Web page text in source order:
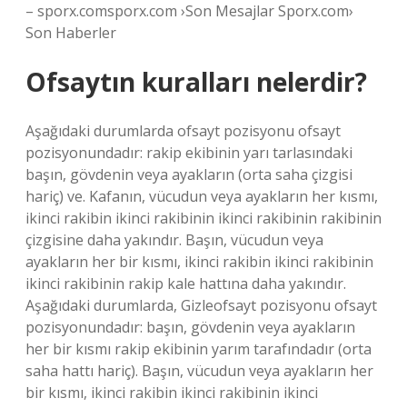
– sporx.comsporx.com ›Son Mesajlar Sporx.com›
Son Haberler
Ofsaytın kuralları nelerdir?
Aşağıdaki durumlarda ofsayt pozisyonu ofsayt
pozisyonundadır: rakip ekibinin yarı tarlasındaki
başın, gövdenin veya ayakların (orta saha çizgisi
hariç) ve. Kafanın, vücudun veya ayakların her kısmı,
ikinci rakibin ikinci rakibinin ikinci rakibinin rakibinin
çizgisine daha yakındır. Başın, vücudun veya
ayakların her bir kısmı, ikinci rakibin ikinci rakibinin
ikinci rakibinin rakip kale hattına daha yakındır.
Aşağıdaki durumlarda, Gizleofsayt pozisyonu ofsayt
pozisyonundadır: başın, gövdenin veya ayakların
her bir kısmı rakip ekibinin yarım tarafındadır (orta
saha hattı hariç). Başın, vücudun veya ayakların her
bir kısmı, ikinci rakibin ikinci rakibinin ikinci